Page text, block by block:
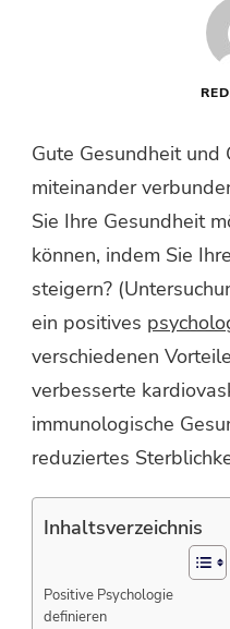
Gute Gesundheit und
miteinander
Sie Ihre Gesundheit
können, indem Sie
steigern?
ein positives
verschiedenen
verbesserte
immunologische
reduziertes
Inhaltsverzeichnis
Positive Psychologie
definieren